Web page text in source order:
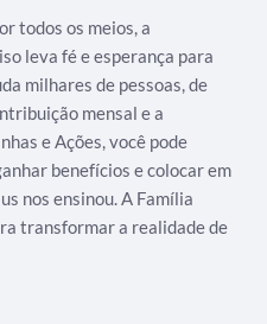
todos os meios, a
leva fé e esperança para
milhares de pessoas, de
mensal e a
e Ações, você pode
benefícios e colocar em
nos ensinou. A Família
transformar a realidade de